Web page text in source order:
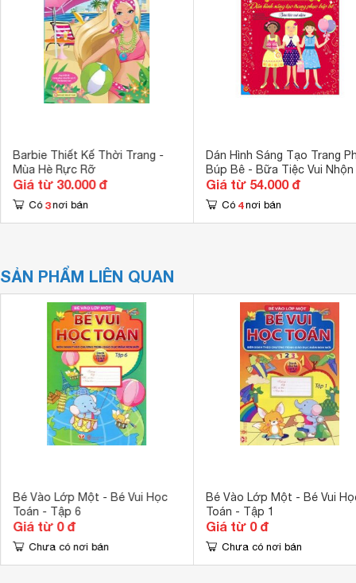
Barbie Thiết Kế Thời Trang -
Mùa Hè Rực Rỡ
Giá từ 30.000 đ
Có 3 nơi bán
Dán Hình Sáng Tạo Trang
Búp Bê - Bữa Tiệc Vui Nhộn
Giá từ 54.000 đ
Có 4 nơi bán
SẢN PHẨM LIÊN QUAN
Bé Vào Lớp Một - Bé Vui Học
Toán - Tập 6
Giá từ 0 đ
Chưa có nơi bán
Bé Vào Lớp Một - Bé Vui
Toán - Tập 1
Giá từ 0 đ
Chưa có nơi bán